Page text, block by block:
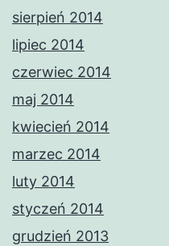
sierpień 2014
lipiec 2014
czerwiec 2014
maj 2014
kwiecień 2014
marzec 2014
luty 2014
styczeń 2014
grudzień 2013